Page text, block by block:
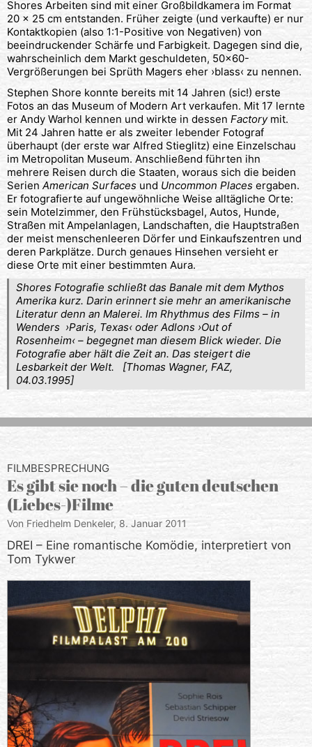
Shores Arbeiten sind mit einer Großbildkamera im Format
20 x 25 cm entstanden. Früher zeigte (und verkaufte) er nur
Kontaktkopien (also 1:1-Positive von Negativen) von
beeindruckender Schärfe und Farbigkeit. Dagegen sind die,
wahrscheinlich dem Markt geschuldeten, 50×60-
Vergrößerungen bei Sprüth Magers eher ›blass‹ zu nennen.
Stephen Shore konnte bereits mit 14 Jahren (sic!) erste
Fotos an das Museum of Modern Art verkaufen. Mit 17 lernte
er Andy Warhol kennen und wirkte in dessen Factorymit.
Mit 24 Jahren hatte er als zweiter lebender Fotograf
überhaupt (der erste war Alfred Stieglitz) eine Einzelschau
im Metropolitan Museum. Anschließend führten ihn
mehrere Reisen durch die Staaten, woraus sich die beiden
Serien American Surfaces und Uncommon Places ergaben.
Er fotografierte auf ungewöhnliche Weise alltägliche Orte:
sein Motelzimmer, den Frühstücksbagel, Autos, Hunde,
Straßen mit Ampelanlagen, Landschaften, die Hauptstraßen
der meist menschenleeren Dörfer und Einkaufszentren und
deren Parkplätze. Durch genaues Hinsehen versieht er
diese Orte mit einer bestimmten Aura.
Shores Fotografie schließt das Banale mit dem Mythos
Amerika kurz. Darin erinnert sie mehr an amerikanische
Literatur denn an Malerei. Im Rhythmus des Films – in
Wenders ›Paris, Texas‹ oder Adlons ›Out of
Rosenheim‹ – begegnet man diesem Blick wieder. Die
Fotografie aber hält die Zeit an. Das steigert die
Lesbarkeit der Welt. [Thomas Wagner, FAZ,
04.03.1995]
FILMBESPRECHUNG
Es gibt sie noch – die guten deutschen
(Liebes-)Filme
Von Friedhelm Denkeler, 8. Januar 2011
DREI – Eine romantische Komödie, interpretiert von
Tom Tykwer